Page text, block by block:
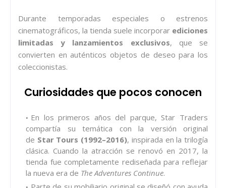
Durante temporadas especiales o estrenos
cinematográficos, la tienda suele incorporar ediciones
limitadas y lanzamientos exclusivos, que se
convierten en auténticos objetos de deseo para los
coleccionistas.
Curiosidades que pocos conocen
En los primeros años del parque, Star Traders
compartía su temática con la versión original
de Star Tours (1992–2016), inspirada en la trilogía
clásica. Cuando la atracción se renovó en 2017, la
tienda fue completamente rediseñada para reflejar
la nueva era de The Adventures Continue.